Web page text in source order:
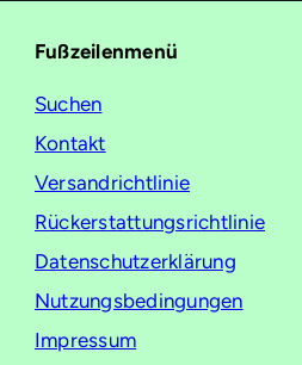
Fußzeilenmenü
Suchen
Kontakt
Versandrichtlinie
Rückerstattungsrichtlinie
Datenschutzerklärung
Nutzungsbedingungen
Impressum